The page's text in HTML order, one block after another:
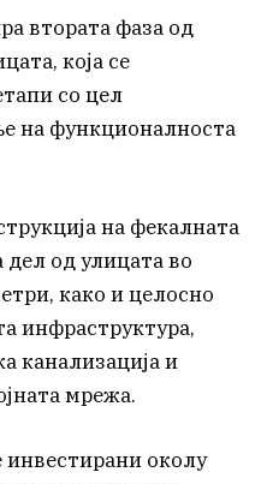
втората фаза од
која се
со цел
на функционалноста
на фекалната
од улицата во
како и целосно
инфраструктура,
канализација и
мрежа.
инвестирани околу